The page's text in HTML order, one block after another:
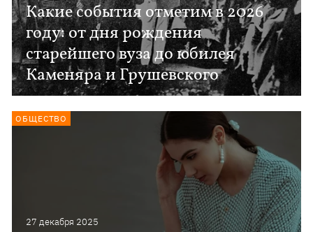
Какие события отметим в 2026
году: от дня рождения
старейшего вуза до юбилея
Каменяра и Грушевского
27 декабря 2025
ОБЩЕСТВО